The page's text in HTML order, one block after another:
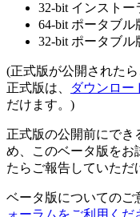
32-bit インストー
64-bit ポータブル
32-bit ポータブル
(正式版が公開された
正式版は、
ダウンロー
だけます。)
正式版の公開前にでき
め、このベータ版をお
たらご報告していただ
ベータ版についてのご